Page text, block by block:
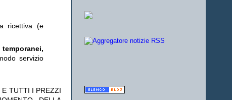
ricettiva (e
servizio
E TUTTI I PREZZI